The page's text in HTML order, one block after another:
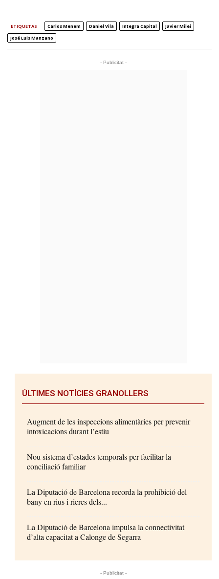
ETIQUETAS Carlos Menem Daniel Vila Integra Capital
Javier Milei
José Luis Manzano
- Publicitat -
ÚLTIMES NOTÍCIES GRANOLLERS
Augment de les inspeccions alimentàries per prevenir
intoxicacions durant l’estiu
Nou sistema d’estades temporals per facilitar la
conciliació familiar
La Diputació de Barcelona recorda la prohibició del
bany en rius i rieres dels...
La Diputació de Barcelona impulsa la connectivitat
d’alta capacitat a Calonge de Segarra
- Publicitat -